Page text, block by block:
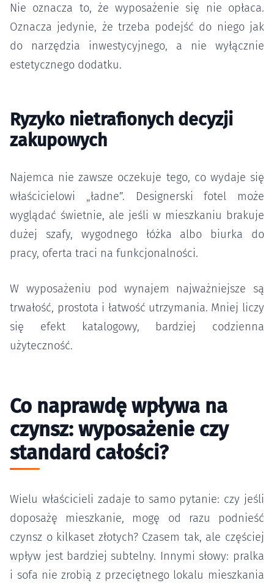
Nie oznacza to, że wyposażenie się nie opłaca.
Oznacza jedynie, że trzeba podejść do niego jak
do narzędzia inwestycyjnego, a nie wyłącznie
estetycznego dodatku.
Ryzyko nietrafionych decyzji
zakupowych
Najemca nie zawsze oczekuje tego, co wydaje się
właścicielowi „ładne”. Designerski fotel może
wyglądać świetnie, ale jeśli w mieszkaniu brakuje
dużej szafy, wygodnego łóżka albo biurka do
pracy, oferta traci na funkcjonalności.
W wyposażeniu pod wynajem najważniejsze są
trwałość, prostota i łatwość utrzymania. Mniej liczy
się efekt katalogowy, bardziej codzienna
użyteczność.
Co naprawdę wpływa na
czynsz: wyposażenie czy
standard całości?
Wielu właścicieli zadaje to samo pytanie: czy jeśli
doposażę mieszkanie, mogę od razu podnieść
czynsz o kilkaset złotych? Czasem tak, ale częściej
wpływ jest bardziej subtelny. Innymi słowy: pralka
i sofa nie zrobią z przeciętnego lokalu mieszkania